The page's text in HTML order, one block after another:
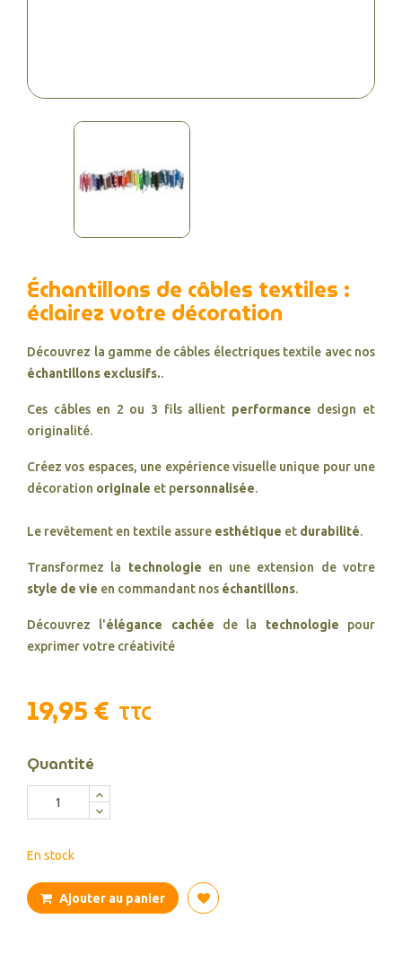
Échantillons de câbles textiles :
éclairez votre décoration
Découvrez la gamme de câbles électriques textile avec nos
échantillons exclusifs..
Ces câbles en 2 ou 3 fils allient performance design et
originalité.
Créez vos espaces, une expérience visuelle unique pour une
décoration originale et personnalisée.
Le revêtement en textile assure esthétique et durabilité.
Transformez la technologie en une extension de votre
style de vie en commandant nos échantillons.
Découvrez l'élégance cachée de la technologie pour
exprimer votre créativité
19,95 € TTC
Quantité
En stock
Ajouter au panier